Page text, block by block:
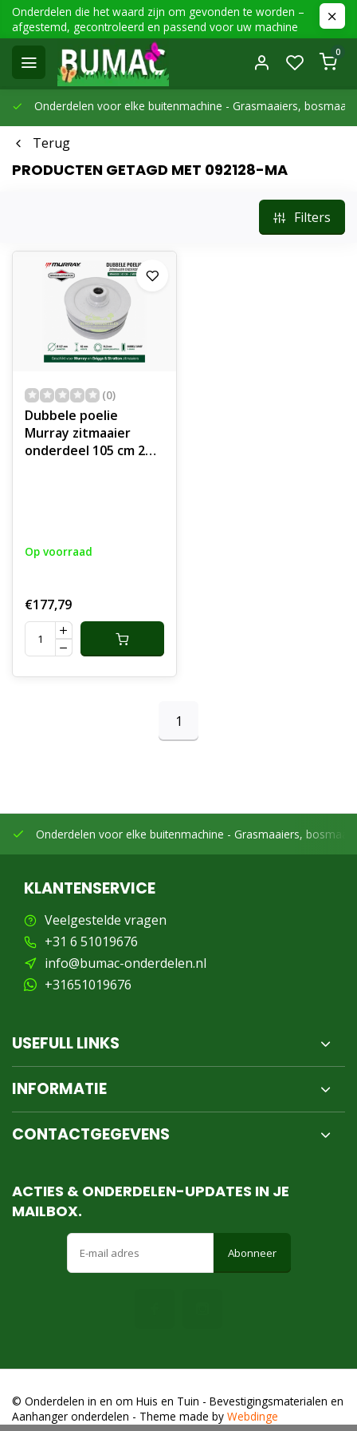
Onderdelen die het waard zijn om gevonden te worden –
afgestemd, gecontroleerd en passend voor uw machine
0
Onderdelen voor elke buitenmachine - Grasmaaiers,
Terug
PRODUCTEN GETAGD MET 092128-MA
Filters
(0)
Dubbele poelie
Murray zitmaaier
onderdeel 105 cm 2
Op voorraad
€177,79
1
Onderdelen voor elke buitenmachine - Grasmaaiers,
KLANTENSERVICE
Veelgestelde vragen
+31 6 51019676
info@bumac-onderdelen.nl
+31651019676
USEFULL LINKS
INFORMATIE
CONTACTGEGEVENS
ACTIES & ONDERDELEN-UPDATES IN JE
MAILBOX.
Abonneer
© Onderdelen in en om Huis en Tuin - Bevestigingsmaterialen en
Aanhanger onderdelen - Theme made by Webdinge